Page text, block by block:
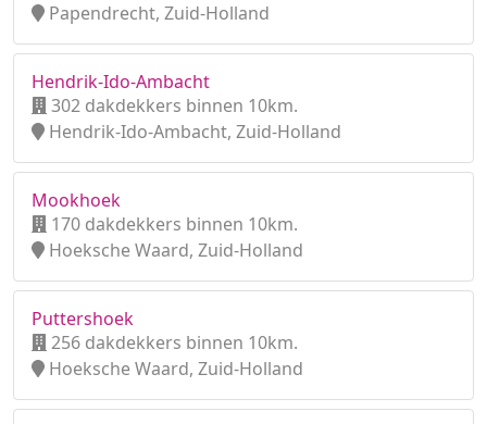
Papendrecht, Zuid-Holland
Hendrik-Ido-Ambacht
302 dakdekkers binnen 10km.
Hendrik-Ido-Ambacht, Zuid-Holland
Mookhoek
170 dakdekkers binnen 10km.
Hoeksche Waard, Zuid-Holland
Puttershoek
256 dakdekkers binnen 10km.
Hoeksche Waard, Zuid-Holland